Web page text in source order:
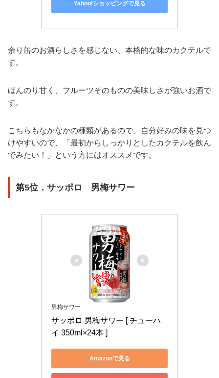
Yahoo!ショッピングで見る
余り缶のお酒らしさを感じない、本格的な味のカクテルで
す。
ほんのり甘く、フルーツそのものの美味しさが強いお酒で
す。
こちらもなかなかの種類があるので、自分好みの味を見つ
けやすいので、「最初からしっかりとしたカクテルを飲ん
でみたい！」という方にはオススメです。
第5位．サッポロ 男梅サワー
男梅サワー
サッポロ 男梅サワー [ チューハ
イ 350ml×24本 ]
Amazonで見る